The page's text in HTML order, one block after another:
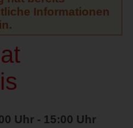
Informationen
Uhr - 15:00 Uhr